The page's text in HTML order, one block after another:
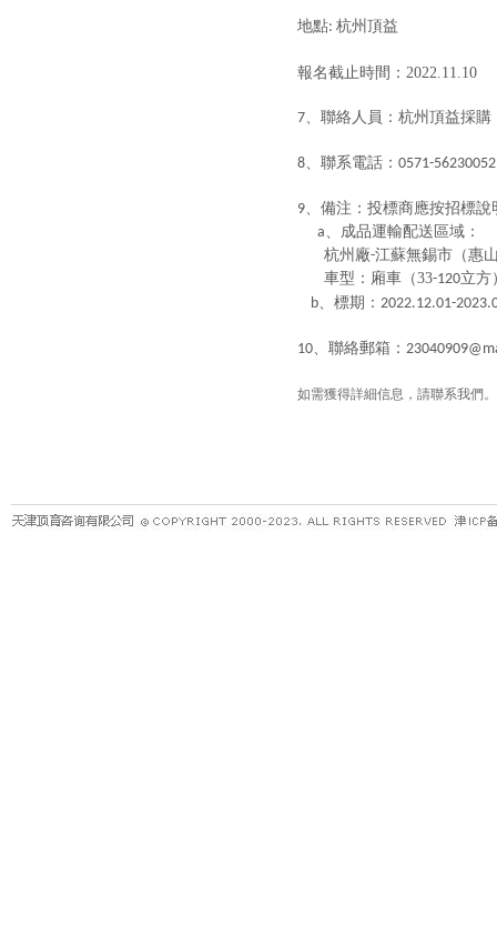
地點: 杭州頂益
報名截止時間：2022.11.10
7、聯絡人員：杭州頂益採購
8、聯系電話： 0571-56230052
9、備注：投標商應按招標
a、成品運輸配送區域：
杭州廠-江蘇無錫市（惠
車型：廂車（33-120立方
b、標期： 2022.12.01-
10、聯絡郵箱：
如需獲得詳細信息，請聯系我們。